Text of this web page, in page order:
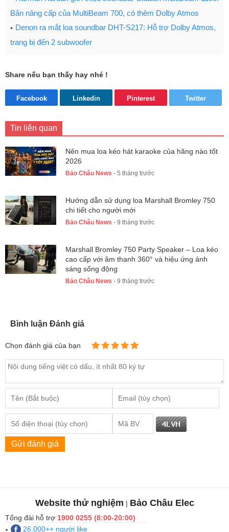
Bản nâng cấp của MultiBeam 700, có thêm Dolby Atmos
Denon ra mắt loa soundbar DHT-S217: Hỗ trợ Dolby Atmos,
trang bị đến 2 subwoofer
Share nếu bạn thấy hay nhé !
Facebook Linkedin Pinterest Twitter
Tin liên quan
Nên mua loa kéo hát karaoke của hãng nào tốt
2026
Bảo Châu News - 5 tháng trước
Hướng dẫn sử dụng loa Marshall Bromley 750
chi tiết cho người mới
Bảo Châu News - 9 tháng trước
Marshall Bromley 750 Party Speaker – Loa kéo
cao cấp với âm thanh 360° và hiệu ứng ánh
sáng sống động
Bảo Châu News - 9 tháng trước
Bình luận Đánh giá
Chọn đánh giá của bạn
Gửi đánh giá
Website thử nghiệm | Bảo Châu Elec
Tổng đài hỗ trợ 1900 0255 (8:00-20:00)
26.000++ người like